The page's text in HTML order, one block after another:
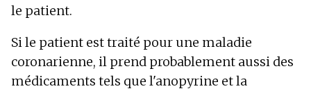
le patient.
Si le patient est traité pour une maladie
coronarienne, il prend probablement aussi des
médicaments tels que l'anopyrine et la